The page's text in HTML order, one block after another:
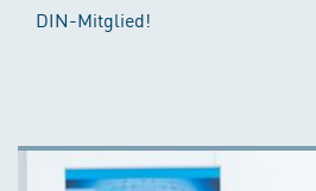
DIN-Mitglied!